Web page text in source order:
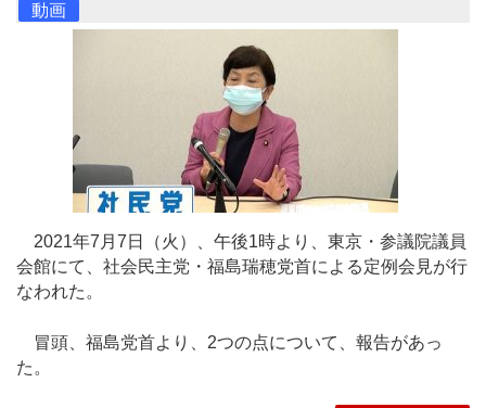
動画
2021年7月7日（火）、午後1時より、東京・参議院議員
会館にて、社会民主党・福島瑞穂党首による定例会見が行
なわれた。
冒頭、福島党首より、2つの点について、報告があっ
た。